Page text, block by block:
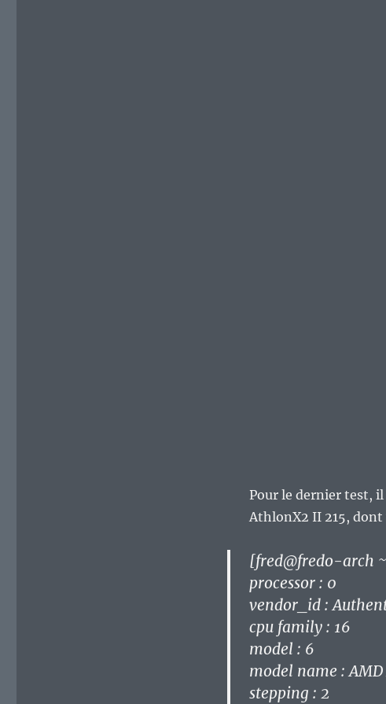
cache size : 512 KB
physical id : 0
core id : 0
cpu cores : 2
apicid : 0
initial apicid : 0
fpu : yes
fpu_exception : yes
cpuid level : 5